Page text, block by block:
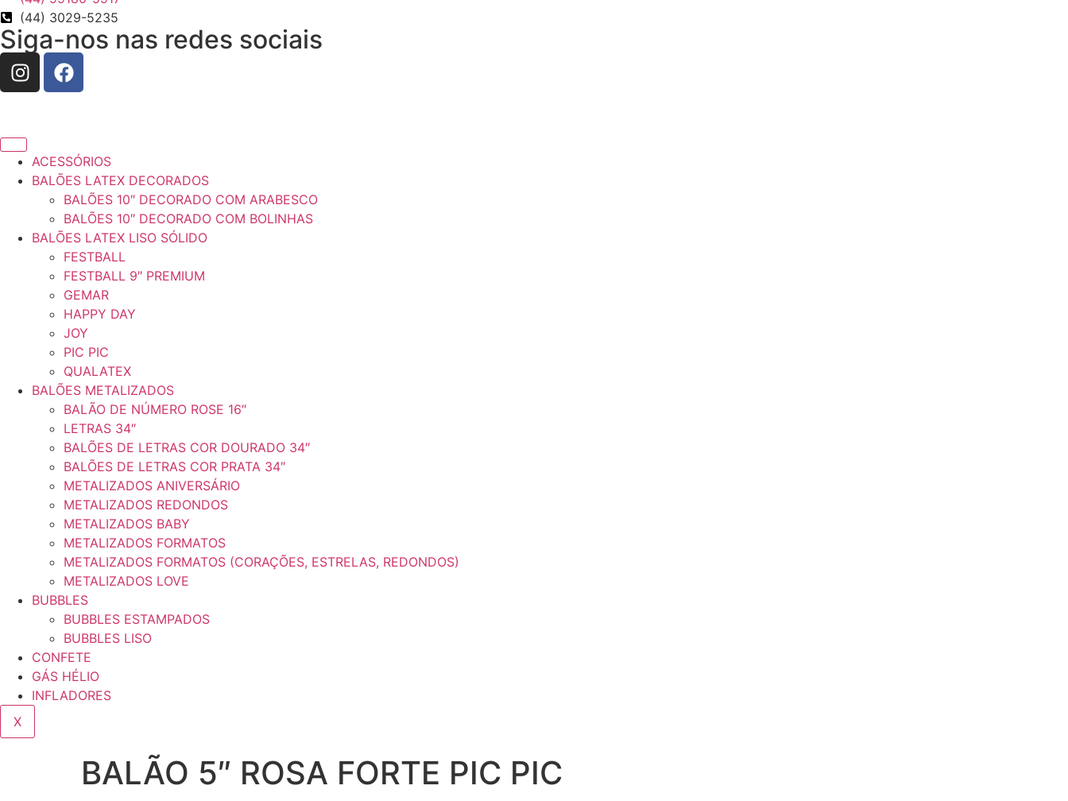
(44) 3029-5235
Siga-nos nas redes sociais
ACESSÓRIOS
BALÕES LATEX DECORADOS
BALÕES 10″ DECORADO COM ARABESCO
BALÕES 10″ DECORADO COM BOLINHAS
BALÕES LATEX LISO SÓLIDO
FESTBALL
FESTBALL 9″ PREMIUM
GEMAR
HAPPY DAY
JOY
PIC PIC
QUALATEX
BALÕES METALIZADOS
BALÃO DE NÚMERO ROSE 16″
LETRAS 34″
BALÕES DE LETRAS COR DOURADO 34″
BALÕES DE LETRAS COR PRATA 34″
METALIZADOS ANIVERSÁRIO
METALIZADOS REDONDOS
METALIZADOS BABY
METALIZADOS FORMATOS
METALIZADOS FORMATOS (CORAÇÕES, ESTRELAS, REDONDOS)
METALIZADOS LOVE
BUBBLES
BUBBLES ESTAMPADOS
BUBBLES LISO
CONFETE
GÁS HÉLIO
INFLADORES
X
BALÃO 5″ ROSA FORTE PIC PIC